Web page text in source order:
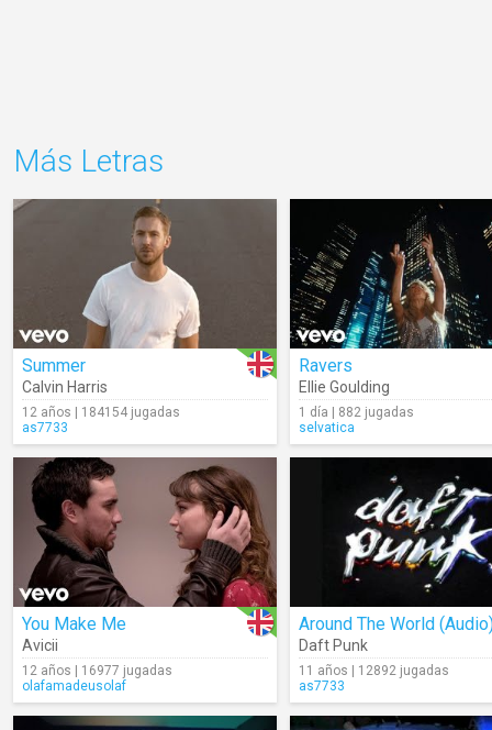
Más Letras
Summer
Calvin Harris
12 años | 184154 jugadas
as7733
Ravers
Ellie Goulding
1 día | 882 jugadas
selvatica
You Make Me
Avicii
12 años | 16977 jugadas
olafamadeusolaf
Around The World
Daft Punk
11 años | 12892 jugadas
as7733